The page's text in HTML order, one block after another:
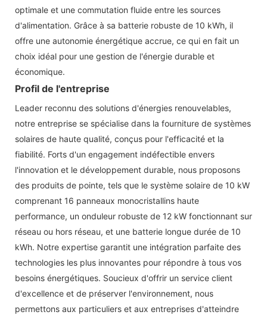
optimale et une commutation fluide entre les sources
d'alimentation. Grâce à sa batterie robuste de 10 kWh, il
offre une autonomie énergétique accrue, ce qui en fait un
choix idéal pour une gestion de l'énergie durable et
économique.
Profil de l'entreprise
Leader reconnu des solutions d'énergies renouvelables,
notre entreprise se spécialise dans la fourniture de systèmes
solaires de haute qualité, conçus pour l'efficacité et la
fiabilité. Forts d'un engagement indéfectible envers
l'innovation et le développement durable, nous proposons
des produits de pointe, tels que le système solaire de 10 kW
comprenant 16 panneaux monocristallins haute
performance, un onduleur robuste de 12 kW fonctionnant sur
réseau ou hors réseau, et une batterie longue durée de 10
kWh. Notre expertise garantit une intégration parfaite des
technologies les plus innovantes pour répondre à tous vos
besoins énergétiques. Soucieux d'offrir un service client
d'excellence et de préserver l'environnement, nous
permettons aux particuliers et aux entreprises d'atteindre